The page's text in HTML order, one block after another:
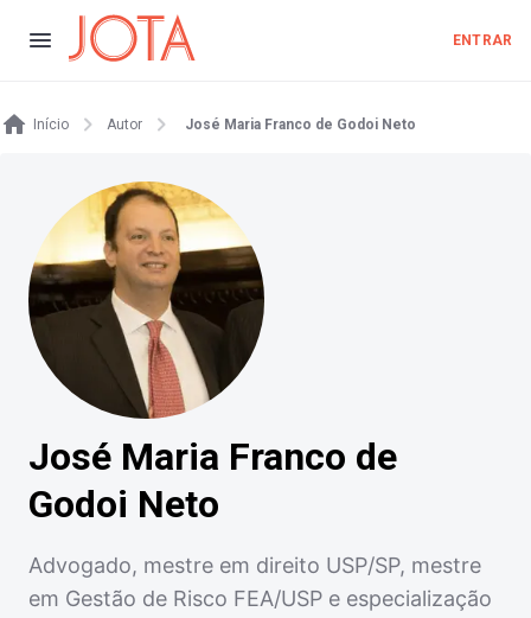
ENTRAR
Início Autor José Maria Franco de Godoi Neto
José Maria Franco de
Godoi Neto
Advogado, mestre em direito USP/SP, mestre
em Gestão de Risco FEA/USP e especialização